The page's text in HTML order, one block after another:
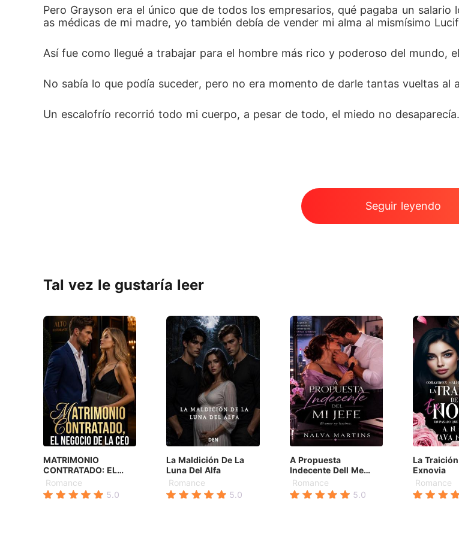
Pero Grayson era el único que de todos los empresarios, qué pagaba un
as médicas de mi madre, yo también debía de vender mi alma al mismísimo
Así fue como llegué a trabajar para el hombre más rico y poderoso del mundo,
No sabía lo que podía suceder, pero no era momento de darle tantas vueltas al
Un escalofrío recorrió todo mi cuerpo, a pesar de todo, el miedo no desaparecía.
Seguir leyendo
Tal vez le gustaría leer
MATRIMONIO
CONTRATADO: EL
NEGOCIO DE LA CEO
Romance
5.0
La Maldición De La
Luna Del Alfa
Romance
5.0
A Propuesta
Indecente Dell Me
Jefe - El amor no
lastima
Romance
5.0
La
Exnovia
Romance